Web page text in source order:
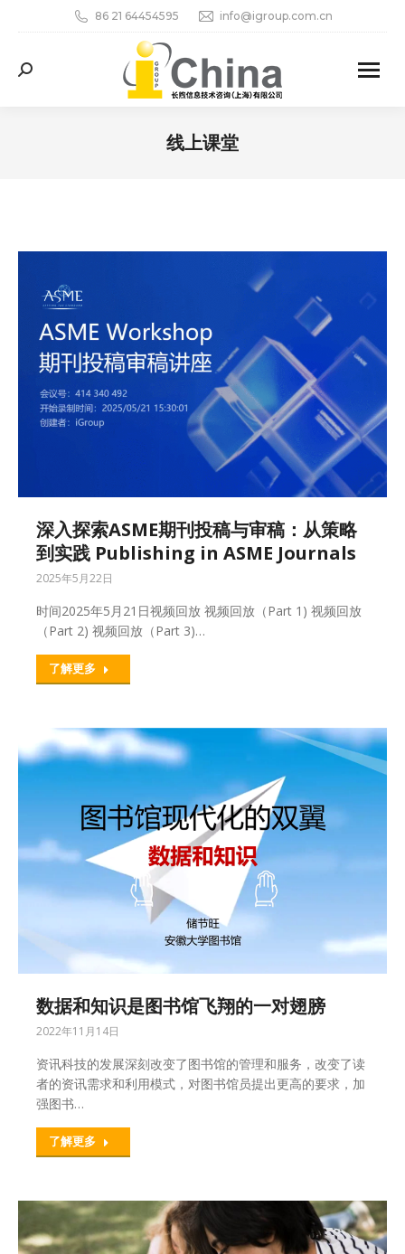
86 21 64454595 info@igroup.com.cn
Search:
线上课堂
深入探索ASME期刊投稿与审稿：从策略
到实践 Publishing in ASME Journals
2025年5月22日
时间2025年5月21日视频回放 视频回放（Part 1) 视频回放
（Part 2) 视频回放（Part 3)…
了解更多
数据和知识是图书馆飞翔的一对翅膀
2022年11月14日
资讯科技的发展深刻改变了图书馆的管理和服务，改变了读
者的资讯需求和利用模式，对图书馆员提出更高的要求，加
强图书…
了解更多